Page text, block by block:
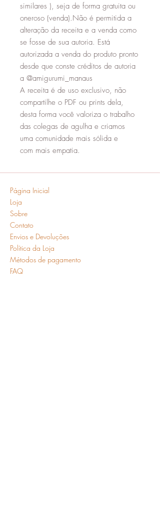
similares ), seja de forma gratuita ou
oneroso (venda).Não é permitida a
alteração da receita e a venda como
se fosse de sua autoria. Está
autorizada a venda do produto pronto
desde que conste créditos de autoria
a @amigurumi_manaus
A receita é de uso exclusivo, não
compartilhe o PDF ou prints dela,
desta forma você valoriza o trabalho
das colegas de agulha e criamos
uma comunidade mais sólida e
com mais empatia.
Página Inicial
Loja
Sobre
Contato
Envios e Devoluções
Política da Loja
Métodos de pagamento
FAQ